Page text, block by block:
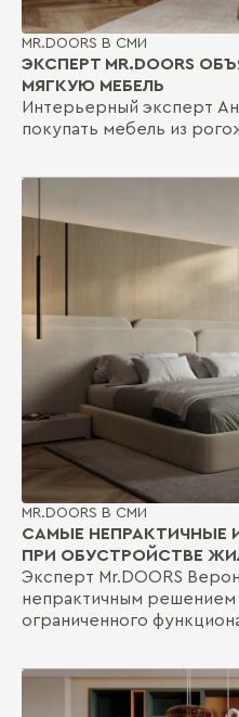
MR.DOORS В СМИ
ЭКСПЕРТ MR.DOORS
МЯГКУЮ МЕБЕЛЬ
Интерьерный эксперт
покупать мебель из
MR.DOORS В СМИ
САМЫЕ НЕПРАКТИЧНЫЕ
ПРИ ОБУСТРОЙСТВЕ
Эксперт Mr.DOORS
непрактичным решением
ограниченного